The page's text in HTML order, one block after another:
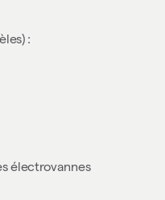
:
électrovannes